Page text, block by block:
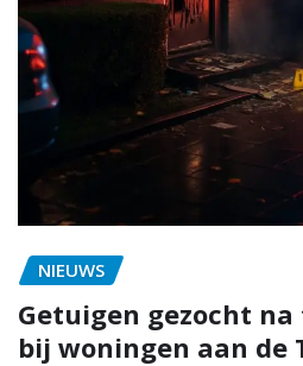
NIEUWS
Getuigen gezocht na
bij woningen aan de